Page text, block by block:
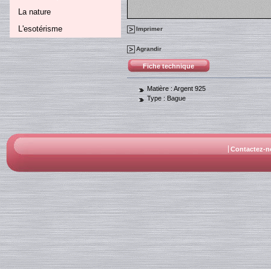
La nature
L'esotérisme
Imprimer
Agrandir
Fiche technique
Matière : Argent 925
Type : Bague
Contactez-